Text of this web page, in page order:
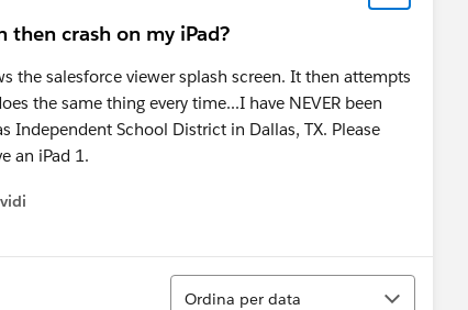
then crash on my iPad?
the salesforce viewer splash screen. It then attempts
the same thing every time...I have NEVER been
Independent School District in Dallas, TX. Please
an iPad 1.
Ordina
Ordina per data